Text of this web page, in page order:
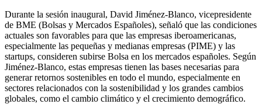
Durante la sesión inaugural, David Jiménez-Blanco, vicepresidente
de BME (Bolsas y Mercados Españoles), señaló que las condiciones
actuales son favorables para que las empresas iberoamericanas,
especialmente las pequeñas y medianas empresas (PIME) y las
startups, consideren subirse Bolsa en los mercados españoles. Según
Jiménez-Blanco, estas empresas tienen las bases necesarias para
generar retornos sostenibles en todo el mundo, especialmente en
sectores relacionados con la sostenibilidad y los grandes cambios
globales, como el cambio climático y el crecimiento demográfico.